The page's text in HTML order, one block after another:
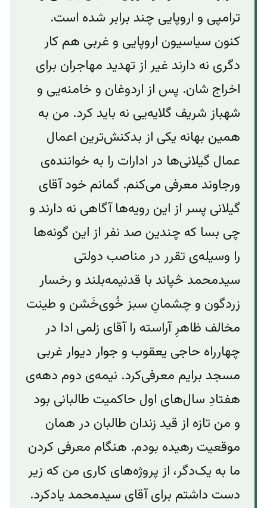
ترامپی و اروپایی چند برابر شده است.
کنون سیاسیون اروپایی و غربی هم کار
دگری نه دارند غیر از تهدید مهاجران برای
اخراج شان. پس از اردوغان و خامنه‌یی و
شهباز شریف گلایه‌یی نه باید کرد. من به
همین بهانه یکی از بدکنش‌ترین اعمال
عمال گیلانی‌ها در ادارات را به خواننده‌ی
ورجاوند معرفی می‌کنم. گمانم خود آقای
گیلانی پسر از این رویه‌ها آگاهی نه دارند و
چی بسا که چندین صد نفر از این گونه‌ها
را وسیله‌‌ی تقرر در مناصب دولتی
سیدمحمد څپاند با قدنیمه‌بلند و رخسار
زردگون و‌ چشمان‌ِ سبز خُوی‌‌خَشن و ‌طینت
مخالف ظاهرِ آراسته را آقای زلمی ادا در
چهارراه حاجی یعقوب و جوار دیوار غربی
مسجد برایم معرفی‌کرد. نیمه‌ی دوم دهه‌ی
هفتادِ سال‌های اول حاکمیت طالبانی بود
و من تازه از قید زندان طالبان در همان
موقعیت رهیده بودم.‌ هنگام معرفی کردن
ما به یک‌دگر، از پروژه‌های کاری من که زیر
دست داشتم برای آقای سیدمحمد یادکرد.